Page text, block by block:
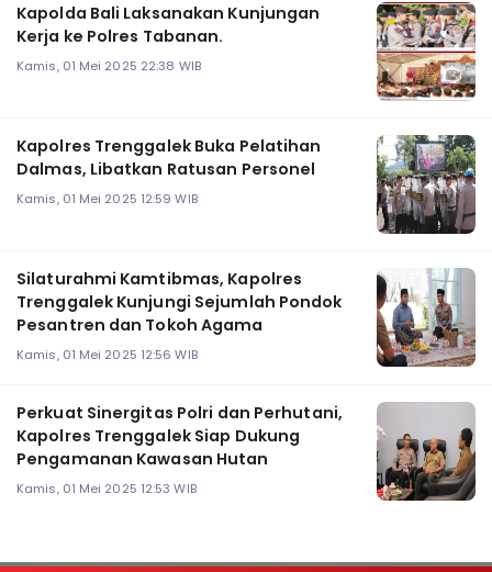
Kapolda Bali Laksanakan Kunjungan
Kerja ke Polres Tabanan.
Kamis, 01 Mei 2025 22:38 WIB
Kapolres Trenggalek Buka Pelatihan
Dalmas, Libatkan Ratusan Personel
Kamis, 01 Mei 2025 12:59 WIB
Silaturahmi Kamtibmas, Kapolres
Trenggalek Kunjungi Sejumlah Pondok
Pesantren dan Tokoh Agama
Kamis, 01 Mei 2025 12:56 WIB
Perkuat Sinergitas Polri dan Perhutani,
Kapolres Trenggalek Siap Dukung
Pengamanan Kawasan Hutan
Kamis, 01 Mei 2025 12:53 WIB